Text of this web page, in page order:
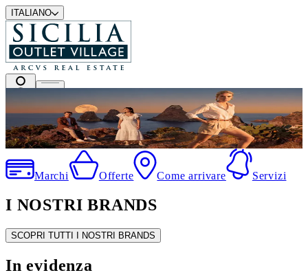
ITALIANO
I migliori marchi a prezzi outlet
Marchi Offerte Come arrivare Servizi
I NOSTRI BRANDS
SCOPRI TUTTI I NOSTRI BRANDS
In evidenza